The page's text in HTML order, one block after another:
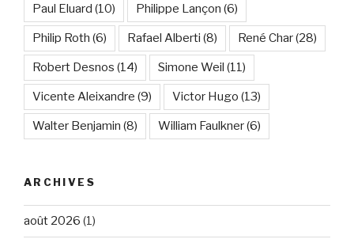
Paul Eluard (10) Philippe Lançon (6)
Philip Roth (6) Rafael Alberti (8) René Char(28)
Robert Desnos (14) Simone Weil (11)
Vicente Aleixandre (9) Victor Hugo (13)
Walter Benjamin (8) William Faulkner(6)
ARCHIVES
août 2026 (1)